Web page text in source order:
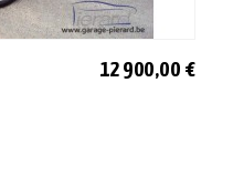
12 900,00 €